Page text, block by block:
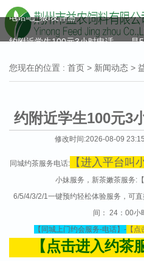
电话吧_狼I友伴游
约附近学生100元3小时电话——是
附近约100元3小时怎么去找寻找附
400一次全约微信联系方式-附近服
2014年度“科技下乡、服务塘头”
全国高端空降app可约平台_全国
app软件
微信二维码叫小妹150电话-同城叫
您现在的位置 : 首页 > 新闻动态 >
约附近学生100元
元一个小时不限
修改时间:2026-08-09
同城约茶服务电话:【进入平台叫
小妹服务，新茶嫩茶服务:
6/5/4/3/2/1一键预约轻松体验服务，可
间： 24：00小
【同城上门约会服务-电话】- 【
【点击进入约茶